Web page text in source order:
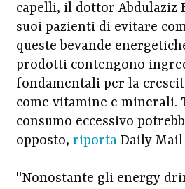
capelli, il dottor Abdulaziz
suoi pazienti di evitare
queste bevande
prodotti contengono
fondamentali per la
come vitamine e minerali.
consumo eccessivo
opposto,riporta Daily Mail
"Nonostante gli energy